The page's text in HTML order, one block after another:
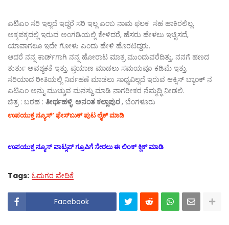
ಎಟಿಎಂ ಸರಿ ಇಲ್ಲದೆ ಇದ್ದರೆ ಸರಿ ಇಲ್ಲ ಎಂಬ ನಾಮ ಫಲಕ ಸಹ ಹಾಕಿರಲಿಲ್ಲ.
ಅಕ್ಕಪಕ್ಕದಲ್ಲಿ ಇರುವ ಅಂಗಡಿಯಲ್ಲಿ ಕೇಳಿದರೆ, ಹೆಸರು ಹೇಳಲು ಇಚ್ಛಿಸದೆ,
ಯಾವಾಗಲೂ ಇದೇ ಗೋಳು ಎಂದು ಹೇಳಿ ಹೊರಟಿದ್ದರು.
ಆದರೆ ನನ್ನ ಕಾರ್ಡ್‌ಗಾಗಿ ನನ್ನ ಹೋರಾಟ ಮಾತ್ರ ಮುಂದುವರೆದಿತ್ತು. ನನಗೆ ಹಣದ
ತುರ್ತು ಅವಶ್ಯಕತೆ ಇತ್ತು. ಪ್ರಯಾಣ ಮಾಡಲು ಸಮಯವೂ ಕಡಿಮೆ ಇತ್ತು.
ಸರಿಯಾದ ರೀತಿಯಲ್ಲಿ ನಿರ್ವಹಣೆ ಮಾಡಲು ಸಾಧ್ಯವಿಲ್ಲದೆ ಇರುವ ಆಕ್ಸಿಸ್ ಬ್ಯಾಂಕ್ ನ
ಎಟಿಎಂ ಅನ್ನು ಮುಚ್ಚುವ ಮನಸ್ದು ಮಾಡಿ ನಾಗರೀಕರ ನೆಮ್ಮದ್ಧಿ ನೀಡಲಿ.
ಚಿತ್ರ : ಬರಹ : ತೀರ್ಥಹಳ್ಳಿ ಅನಂತ ಕಲ್ಲಾಪುರ, ಬೆಂಗಳೂರು
ಉಪಯುಕ್ತ ನ್ಯೂಸ್‌’ ಫೇಸ್‌ಬುಕ್ ಪುಟ ಲೈಕ್ ಮಾಡಿ
ಉಪಯುಕ್ತ ನ್ಯೂಸ್‌ ವಾಟ್ಸಪ್‌ ಗ್ರೂಪಿಗೆ ಸೇರಲು ಈ ಲಿಂಕ್ ಕ್ಲಿಕ್ ಮಾಡಿ
Tags: ಓದುಗರ ವೇದಿಕೆ
Facebook